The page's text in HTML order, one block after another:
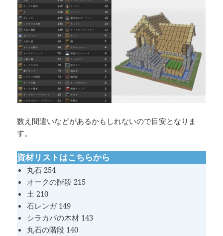
数え間違いなどがあるかもしれないので目安となりま
す。
資材リストはこちらから
丸石 254
オークの階段 215
土 210
石レンガ 149
シラカバの木材 143
丸石の階段 140